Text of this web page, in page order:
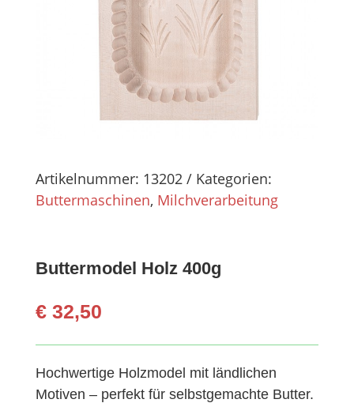
Artikelnummer: 13202
Kategorien:
Buttermaschinen, Milchverarbeitung
Buttermodel Holz 400g
€32,50
Hochwertige Holzmodel mit ländlichen
Motiven – perfekt für selbstgemachte Butter.